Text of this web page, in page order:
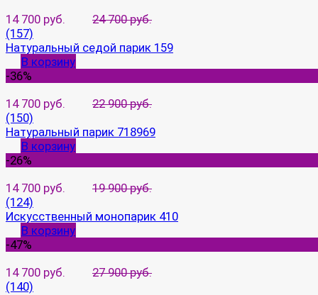
14 700 руб.
24 700 руб.
(157)
Натуральный седой парик 159
В корзину
-36%
14 700 руб.
22 900 руб.
(150)
Натуральный парик 718969
В корзину
-26%
14 700 руб.
19 900 руб.
(124)
Искусственный монопарик 410
В корзину
-47%
14 700 руб.
27 900 руб.
(140)